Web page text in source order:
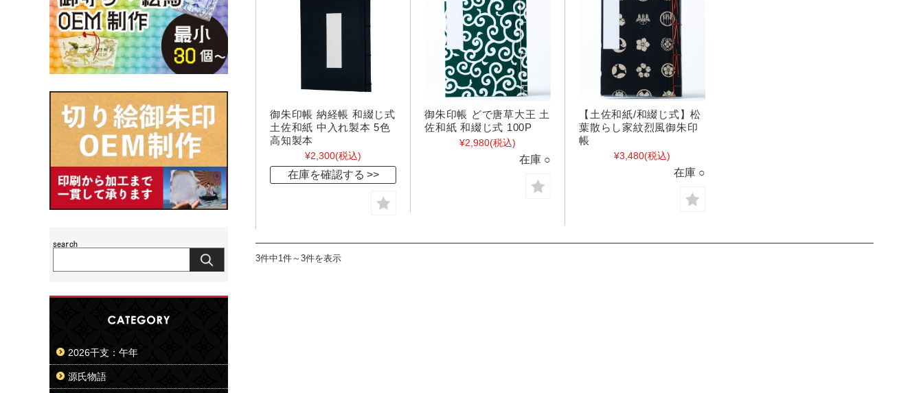
御朱印帳 納経帳 和綴じ式
土佐和紙 中入れ製本 5色
高知製本
¥2,300(税込)
在庫を確認する
御朱印帳 どで唐草大王 土
佐和紙 和綴じ式 100P
¥2,980(税込)
在庫 ○
【土佐和紙/和綴じ式】松
葉散らし家紋烈風御朱印
帳
¥3,480(税込)
在庫 ○
3件中1件～3件を表示
2026干支：午年
源氏物語